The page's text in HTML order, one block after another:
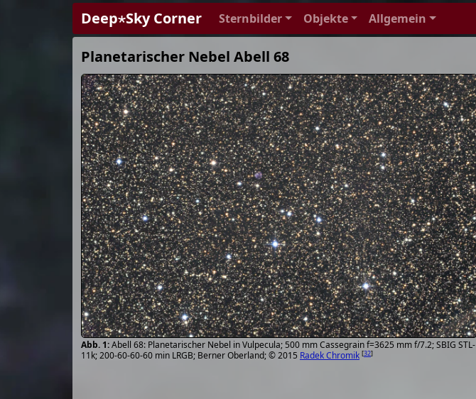
Deep⋆Sky Corner Sternbilder Objekte Allgemein
Planetarischer Nebel Abell 68
Abell 68: Planetarischer Nebel in Vulpecula; 500 mm Cassegrain f=3625 mm f/7.2; SBIG STL-
11k; 200-60-60-60 min LRGB; Berner Oberland; © 2015 Radek Chromik [32]